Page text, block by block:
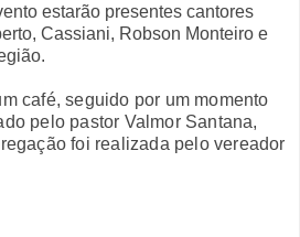
estarão presentes cantores
Cassiani, Robson Monteiro e
café, seguido por um momento
pelo pastor Valmor Santana,
foi realizada pelo vereador